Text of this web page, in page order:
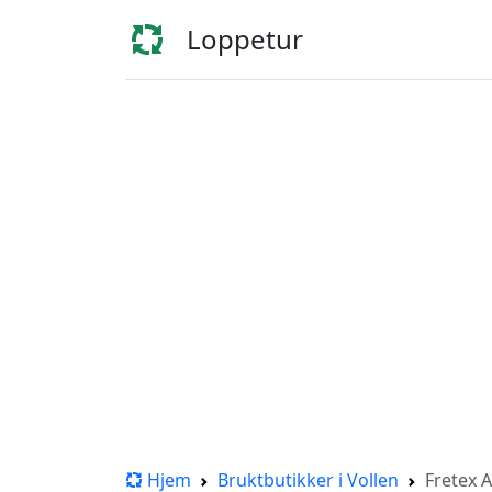
Loppetur
Hjem Bruktbutikker i Vollen Fretex